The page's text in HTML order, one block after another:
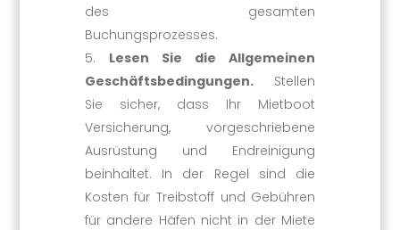
des gesamten
Buchungsprozesses.
Lesen Sie die Allgemeinen
Geschäftsbedingungen.Stellen
Sie sicher, dass Ihr Mietboot
Versicherung, vorgeschriebene
Ausrüstung und Endreinigung
beinhaltet. In der Regel sind die
Kosten für Treibstoff und Gebühren
für andere Häfen nicht in der Miete